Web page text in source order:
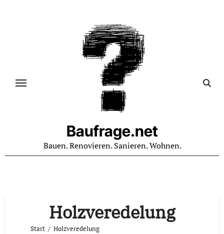
Baufrage.net
Bauen. Renovieren. Sanieren. Wohnen.
Holzveredelung
Start Holzveredelung